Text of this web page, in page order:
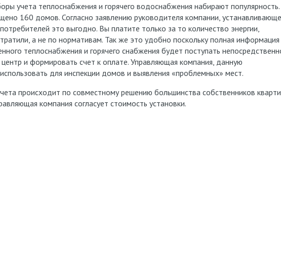
учета теплоснабжения и горячего водоснабжения набирают
160 домов. Согласно заявлению руководителя компании,
это выгодно. Вы платите только за то количество энергии,
а не по нормативам. Так же это удобно поскольку полная информация
теплоснабжения и горячего снабжения будет поступать
и формировать счет к оплате. Управляющая компания, данную
для инспекции домов и выявления «проблемных» мест.
происходит по совместному решению большинства собственников
компания согласует стоимость установки.